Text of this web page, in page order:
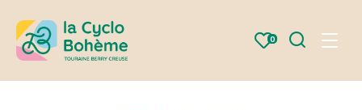
0 Menu